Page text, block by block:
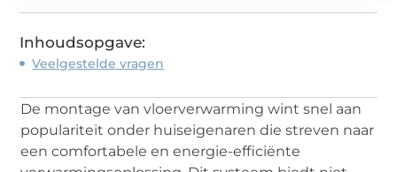
Inhoudsopgave:
Veelgestelde vragen
De montage van vloerverwarming wint snel aan
populariteit onder huiseigenaren die streven naar
een comfortabele en energie-efficiënte